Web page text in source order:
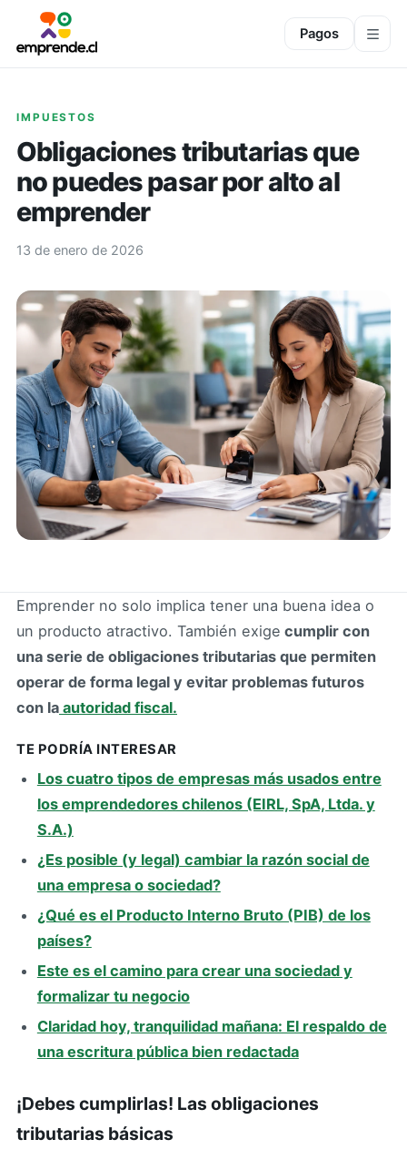
Pagos
IMPUESTOS
Obligaciones tributarias que
no puedes pasar por alto al
emprender
13 de enero de 2026
Emprender no solo implica tener una buena idea o
un producto atractivo. También exige cumplir con
una serie de obligaciones tributarias que permiten
operar de forma legal y evitar problemas futuros
con la autoridad fiscal.
TE PODRÍA INTERESAR
Los cuatro tipos de empresas más usados entre
los emprendedores chilenos (EIRL, SpA, Ltda. y
S.A.)
¿Es posible (y legal) cambiar la razón social de
una empresa o sociedad?
¿Qué es el Producto Interno Bruto (PIB) de los
países?
Este es el camino para crear una sociedad y
formalizar tu negocio
Claridad hoy, tranquilidad mañana: El respaldo de
una escritura pública bien redactada
¡Debes cumplirlas! Las obligaciones
tributarias básicas